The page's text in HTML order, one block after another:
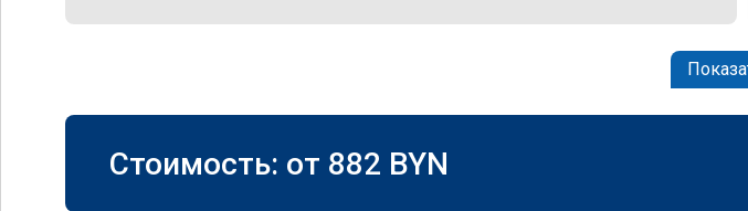
Стоимость: от 882 BYN